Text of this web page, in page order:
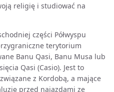
religię i studiować na
części Półwyspu
terytorium
Banu Qasi, Banu Musa lub
Qasi (Casio). Jest to
z Kordobą, a mające
przed najazdami ze